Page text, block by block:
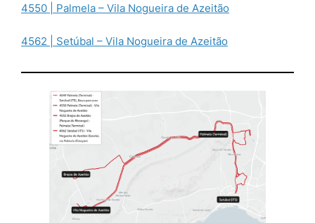
4550 | Palmela – Vila Nogueira de Azeitão
4562 | Setúbal – Vila Nogueira de Azeitão